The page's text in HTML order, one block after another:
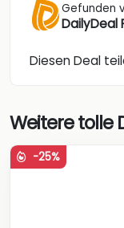
Gefunden
DailyDeal
Diesen Deal
Weitere tolle
-25%